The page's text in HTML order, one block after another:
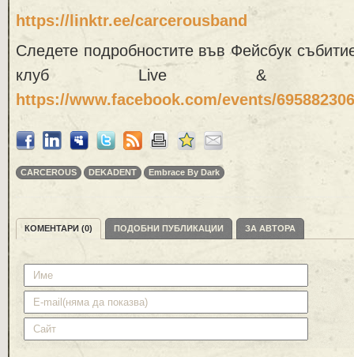
https://linktr.ee/carcerousband
Следете подробностите във Фейсбук
клуб Live &
https://www.facebook.com/events/
CARCEROUS DEKADENT Embrace By Dark
КОМЕНТАРИ (0) ПОДОБНИ ПУБЛИКАЦИИ ЗА АВТОРА